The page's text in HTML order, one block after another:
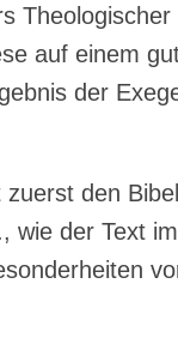
auf einem
der
den
wie der Text